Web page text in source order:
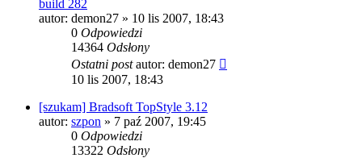
build 282
autor: demon27 » 10 lis 2007, 18:43
0 Odpowiedzi
14364 Odsłony
Ostatni postautor: demon27
10 lis 2007, 18:43
[szukam] Bradsoft TopStyle 3.12
autor: szpon » 7 paź 2007, 19:45
0 Odpowiedzi
13322 Odsłony